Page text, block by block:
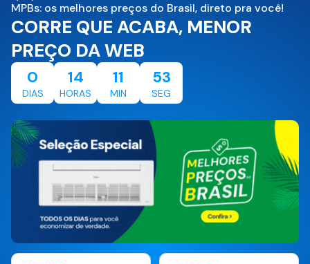
MPBs: os melhores preços do Brasil, direto pra você!
CORRE QUE ACABA, MENOR
PREÇO DA WEB
0
DIAS
14
HORAS
11
MIN
53
SEG